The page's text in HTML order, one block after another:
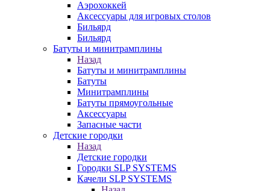
Аэрохоккей
Аксессуары для игровых столов
Бильяpд
Бильяpд
Батуты и минитрамплины
Назад
Батуты и минитрамплины
Батуты
Минитрамплины
Батуты прямоугольные
Аксессуары
Запасные части
Детские городки
Назад
Детские городки
Городки SLP SYSTEMS
Качели SLP SYSTEMS